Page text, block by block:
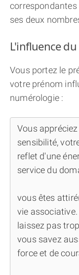
correspondantes
ses deux
L'influence
Vous portez le
votre prénom
numérologie :
Vous
sensibilité,
reflet d'une
service du
vous êtes
vie
laissez pas
vous savez
force et de